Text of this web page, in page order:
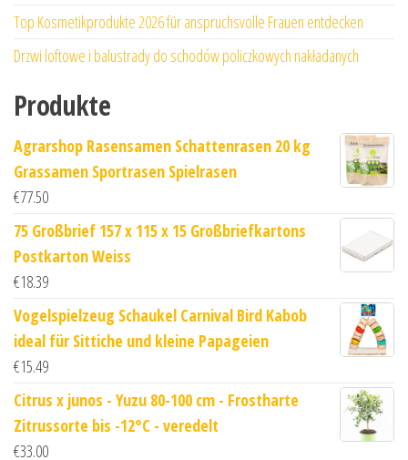
Top Kosmetikprodukte 2026 für anspruchsvolle Frauen entdecken
Drzwi loftowe i balustrady do schodów policzkowych nakładanych
Produkte
Agrarshop Rasensamen Schattenrasen 20 kg
Grassamen Sportrasen Spielrasen
€77.50
75 Großbrief 157 x 115 x 15 Großbriefkartons
Postkarton Weiss
€18.39
Vogelspielzeug Schaukel Carnival Bird Kabob
ideal für Sittiche und kleine Papageien
€15.49
Citrus x junos - Yuzu 80-100 cm - Frostharte
Zitrussorte bis -12°C - veredelt
€33.00